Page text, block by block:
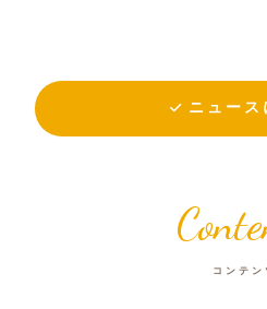
ニュース
コンテン